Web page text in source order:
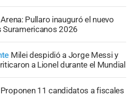
Pullaro inauguró el nuevo
2026
Milei despidió a Jorge Messi y
a Lionel durante el Mundial
Proponen 11 candidatos a fiscales